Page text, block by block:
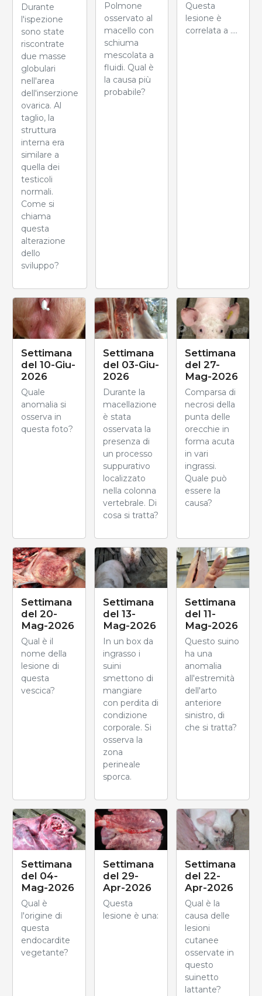
Durante
l'ispezione
sono state
riscontrate
due masse
globulari
nell'area
dell'inserzione
ovarica. Al
taglio, la
struttura
interna era
similare a
quella dei
testicoli
normali.
Come si
chiama
questa
alterazione
dello
sviluppo?
Polmone
osservato al
macello con
schiuma
mescolata a
fluidi. Qual è
la causa più
probabile?
Questa
lesione è
correlata a ....
Settimana
del 10-Giu-
2026
Quale
anomalia si
osserva in
questa foto?
Settimana
del 03-Giu-
2026
Durante la
macellazione
è stata
osservata la
presenza di
un processo
suppurativo
localizzato
nella colonna
vertebrale. Di
cosa si tratta?
Settimana
del 27-
Mag-2026
Comparsa di
necrosi della
punta delle
orecchie in
forma acuta
in vari
ingrassi.
Quale può
essere la
causa?
Settimana
del 20-
Mag-2026
Qual è il
nome della
lesione di
questa
vescica?
Settimana
del 13-
Mag-2026
In un box da
ingrasso i
suini
smettono di
mangiare
con perdita di
condizione
corporale. Si
osserva la
zona
perineale
sporca.
Settimana
del 11-
Mag-2026
Questo suino
ha una
anomalia
all'estremità
dell'arto
anteriore
sinistro, di
che si tratta?
Settimana
del 04-
Mag-2026
Qual è
l'origine di
questa
endocardite
vegetante?
Settimana
del 29-
Apr-2026
Questa
lesione è una:
Settimana
del 22-
Apr-2026
Qual è la
causa delle
lesioni
cutanee
osservate in
questo
suinetto
lattante?